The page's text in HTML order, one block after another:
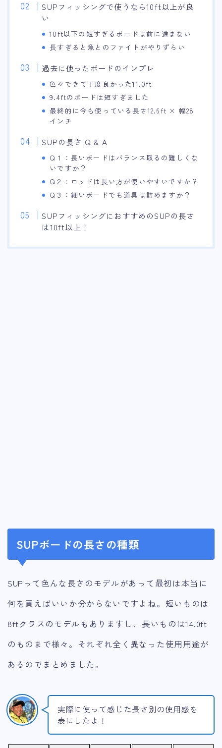
SUPフィッシングで使うなら10ft以上が良
い
10ft以下の短すぎるボードは前に進まない
長すぎると魚とのファイトがやりずらい
過去に使ったボードのインプレ
色々できて丁度良かった11.0ft
9.4ftのボードは短すぎました
最終的に今も使っている長さ12.6ft × 幅28
インチ
SUPの長さ Q & A
Q１：長いボードはバランス取るの難しくな
いですか？
Q２：ロッドは長い方が使いやすいですか？
Q３：細いボードでも道具は詰めますか？
SUPフィッシングにおすすめのSUPの長さ
は10ft以上！
SUPボードの長さの種類
SUPって色んな長さのモデルがあって最初は本当に
何を買えばいいか分からないですよね。短いものは
8ftクラスのモデルもありますし、長いものは14.0ft
のものまで様々。それぞれ全く異なった使用用途が
あるのでまとめました。
実際に使って感じた長さ別の使用感を
表にしたよ！